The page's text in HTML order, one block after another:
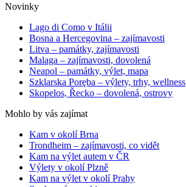
Novinky
Lago di Como v Itálii
Bosna a Hercegovina – zajímavosti
Litva – památky, zajímavosti
Malaga – zajímavosti, dovolená
Neapol – památky, výlet, mapa
Szklarska Poręba – výlety, trhy, wellness
Skopelos, Řecko – dovolená, ostrovy
Mohlo by vás zajímat
Kam v okolí Brna
Trondheim – zajímavosti, co vidět
Kam na výlet autem v ČR
Výlety v okolí Plzně
Kam na výlet v okolí Prahy